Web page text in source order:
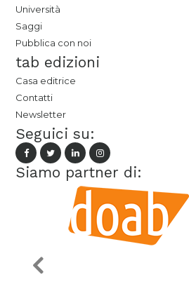
Università
Saggi
Pubblica con noi
tab edizioni
Casa editrice
Contatti
Newsletter
Seguici su:
Siamo partner di: